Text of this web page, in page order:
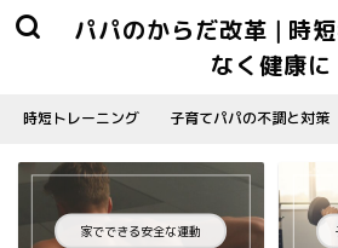
パパのからだ改革 | 時
なく健康に
時短トレーニング 子育てパパの不調と対策
家でできる安全な運動